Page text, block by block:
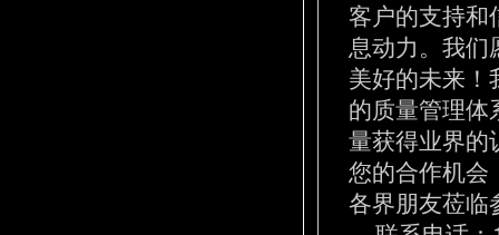
客户的支持和
息动力。我
美好的未来
的质量管理
量获得业界的
您的合作机会
各界朋友莅临